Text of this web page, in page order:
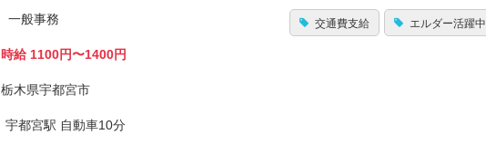
一般事務
時給 1100円〜1400円
栃木県宇都宮市
宇都宮駅 自動車10分
交通費支給 エルダー活躍中